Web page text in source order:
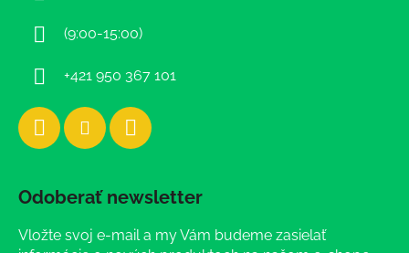
(9:00-15:00)
+421 950 367 101
Odoberať newsletter
Vložte svoj e-mail a my Vám budeme zasielať